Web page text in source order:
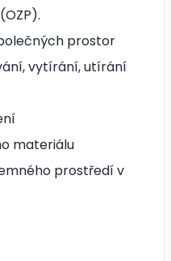
prostor
vytírání, utírání
materiálu
prostředí v